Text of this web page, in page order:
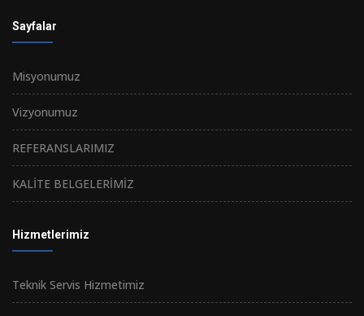
Sayfalar
Misyonumuz
Vizyonumuz
REFERANSLARIMIZ
KALİTE BELGELERİMİZ
Hizmetlerimiz
Teknik Servis Hizmetimiz